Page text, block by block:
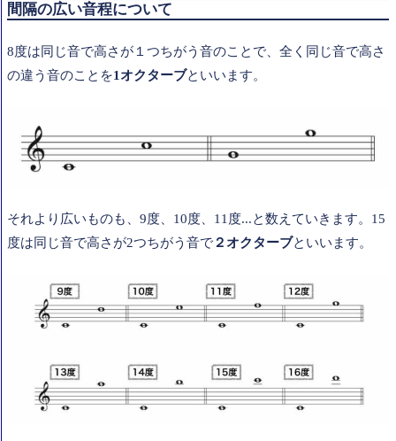
間隔の広い音程について
8度は同じ音で高さが１つちがう音のことで、全く同じ音で高さ
の違う音のことを1オクターブといいます。
それより広いものも、9度、10度、11度...と数えていきます。15
度は同じ音で高さが2つちがう音で ２オクターブといいます。